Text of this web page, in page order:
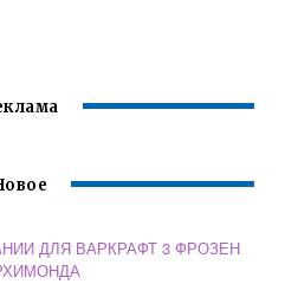
ДЛЯ ВАРКРАФТ 3 ФРОЗЕН